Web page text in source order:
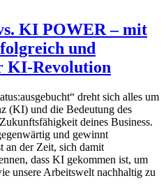
KI POWER – mit
und
KI-Revolution
dreht sich alles um
(KI) und die Bedeutung des
deines Business.
und gewinnt
an der Zeit, sich damit
dass KI gekommen ist, um
unsere Arbeitswelt nachhaltig zu